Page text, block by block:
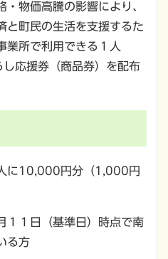
物価高騰の影響により、
と町民の生活を支援するた
業所で利用できる１人
応援券（商品券）を配布
に10,000円分（1,000円
１日（基準日）時点で南
る方